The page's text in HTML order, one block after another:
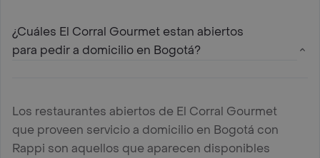
¿Cuáles El Corral Gourmet estan abiertos
para pedir a domicilio en Bogotá?
Los restaurantes abiertos de El Corral Gourmet
que proveen servicio a domicilio en Bogotá con
Rappi son aquellos que aparecen disponibles